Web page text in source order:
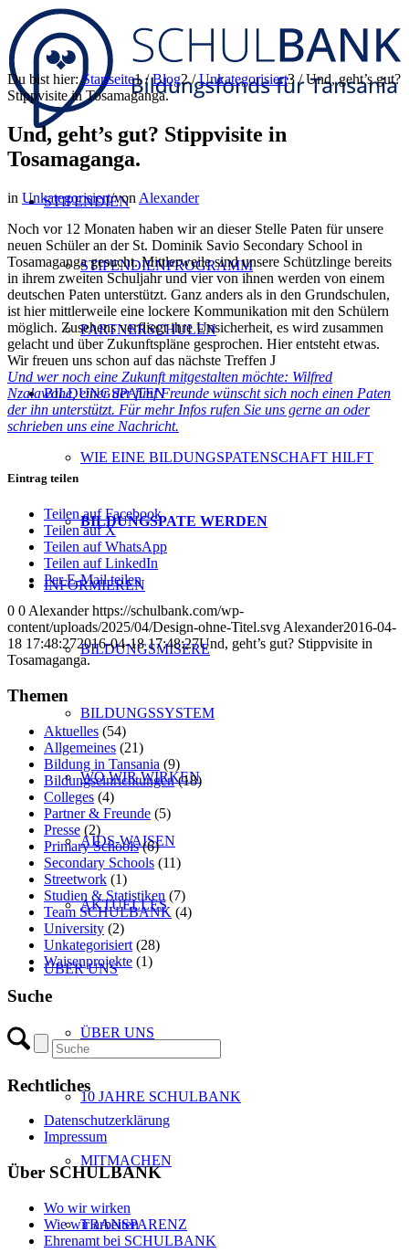
STIPENDIEN
STIPENDIENPROGRAMM
PARTNERSCHULEN
BILDUNGSPATEN
WIE EINE BILDUNGSPATENSCHAFT HILFT
BILDUNGSPATE WERDEN
INFORMIEREN
BILDUNGSMISERE
BILDUNGSSYSTEM
WO WIR WIRKEN
AIDS-WAISEN
AKTUELLES
ÜBER UNS
ÜBER UNS
10 JAHRE SCHULBANK
MITMACHEN
TRANSPARENZ
Du bist hier: Startseite1 / Blog2 / Unkategorisiert3 / Und, geht’s gut?
Stippvisite in Tosamaganga.
Und, geht’s gut? Stippvisite in
Tosamaganga.
in Unkategorisiert/von Alexander
Noch vor 12 Monaten haben wir an dieser Stelle Paten für unsere
neuen Schüler an der St. Dominik Savio Secondary School in
Tosamaganga gesucht. Mittlerweile sind unsere Schützlinge bereits
in ihrem zweiten Schuljahr und vier von ihnen werden von einem
deutschen Paten unterstützt. Ganz anders als in den Grundschulen,
ist hier mittlerweile eine lockere Kommunikation mit den Schülern
möglich. Zusehens verfliegt ihre Unsicherheit, es wird zusammen
gelacht und über Zukunftspläne gesprochen. Hier entsteht etwas.
Wir freuen uns schon auf das nächste Treffen J
Und wer noch eine Zukunft mitgestalten möchte: Wilfred
Nzalawahe, einer der fünf Freunde wünscht sich noch einen Paten
der ihn unterstützt. Für mehr Infos rufen Sie uns gerne an oder
schrieben uns eine Nachricht.
Eintrag teilen
Teilen auf Facebook
Teilen auf X
Teilen auf WhatsApp
Teilen auf LinkedIn
Per E-Mail teilen
0 0 Alexander https://schulbank.com/wp-
content/uploads/2025/04/Design-ohne-Titel.svg Alexander2016-04-
18 17:48:272016-04-18 17:48:27Und, geht’s gut? Stippvisite in
Tosamaganga.
Themen
Aktuelles (54)
Allgemeines (21)
Bildung in Tansania (9)
Bildungseinrichtungen(18)
Colleges (4)
Partner & Freunde (5)
Presse (2)
Primary Schools(6)
Secondary Schools (11)
Streetwork (1)
Studien & Statistiken (7)
Team SCHULBANK (4)
University (2)
Unkategorisiert (28)
Waisenprojekte (1)
Suche
Rechtliches
Datenschutzerklärung
Impressum
Über SCHULBANK
Wo wir wirken
Wie wir arbeiten
Ehrenamt bei SCHULBANK